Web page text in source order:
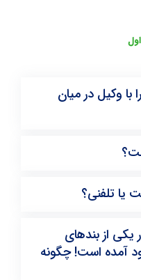
با وکیل در میان
یا تلفنی؟
یکی از بندهای
آمده است! چگونه